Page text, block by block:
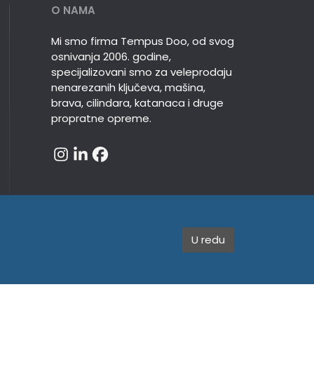
O NAMA
Mi smo firma Tempus Doo, od svog
osnivanja 2006. godine,
specijalizovani smo za veleprodaju
nenarezanih ključeva, mašina,
brava, cilindara, katanaca i druge
propratne opreme.
U redu